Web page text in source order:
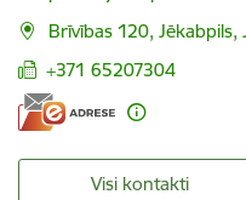
Brīvības 120, Jēkabpils,
+371 65207304
Visi kontakti